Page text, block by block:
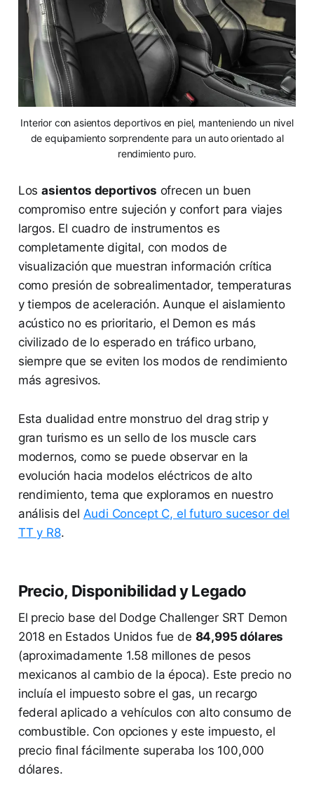
Interior con asientos deportivos en piel, manteniendo un nivel
de equipamiento sorprendente para un auto orientado al
rendimiento puro.
Losasientos deportivos ofrecen un buen
compromiso entre sujeción y confort para viajes
largos. El cuadro de instrumentos es
completamente digital, con modos de
visualización que muestran información crítica
como presión de sobrealimentador, temperaturas
y tiempos de aceleración. Aunque el aislamiento
acústico no es prioritario, el Demon es más
civilizado de lo esperado en tráfico urbano,
siempre que se eviten los modos de rendimiento
más agresivos.
Esta dualidad entre monstruo del drag strip y
gran turismo es un sello de los muscle cars
modernos, como se puede observar en la
evolución hacia modelos eléctricos de alto
rendimiento, tema que exploramos en nuestro
análisis del Audi Concept C, el futuro sucesor del
TT y R8.
Precio, Disponibilidad y Legado
El precio base del Dodge Challenger SRT Demon
2018 en Estados Unidos fue de 84,995 dólares
(aproximadamente 1.58 millones de pesos
mexicanos al cambio de la época). Este precio no
incluía el impuesto sobre el gas, un recargo
federal aplicado a vehículos con alto consumo de
combustible. Con opciones y este impuesto, el
precio final fácilmente superaba los 100,000
dólares.